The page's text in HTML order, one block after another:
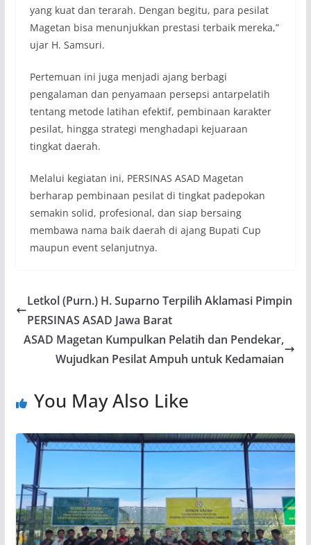
yang kuat dan terarah. Dengan begitu, para pesilat
Magetan bisa menunjukkan prestasi terbaik mereka,”
ujar H. Samsuri.
Pertemuan ini juga menjadi ajang berbagi
pengalaman dan penyamaan persepsi antarpelatih
tentang metode latihan efektif, pembinaan karakter
pesilat, hingga strategi menghadapi kejuaraan
tingkat daerah.
Melalui kegiatan ini, PERSINAS ASAD Magetan
berharap pembinaan pesilat di tingkat padepokan
semakin solid, profesional, dan siap bersaing
membawa nama baik daerah di ajang Bupati Cup
maupun event selanjutnya.
Letkol (Purn.) H. Suparno Terpilih Aklamasi Pimpin
PERSINAS ASAD Jawa Barat
ASAD Magetan Kumpulkan Pelatih dan Pendekar,
Wujudkan Pesilat Ampuh untuk Kedamaian
You May Also Like